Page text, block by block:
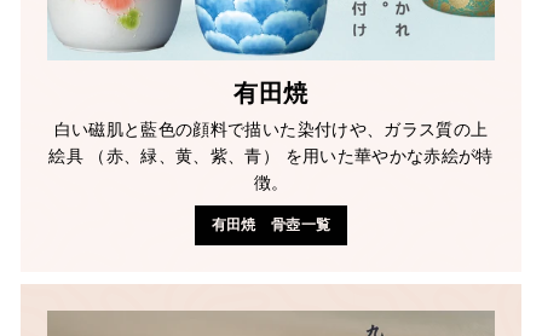
有田焼
白い磁肌と藍色の顔料で描いた染付けや、ガラス質の上
絵具 （赤、緑、黄、紫、青） を用いた華やかな赤絵が特
徴。
有田焼 骨壺一覧